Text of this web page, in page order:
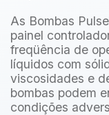
As Bombas
painel
freqüência de
líquidos com
viscosidades e
bombas podem
condições